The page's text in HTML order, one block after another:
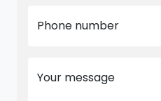
Phone number
Your message